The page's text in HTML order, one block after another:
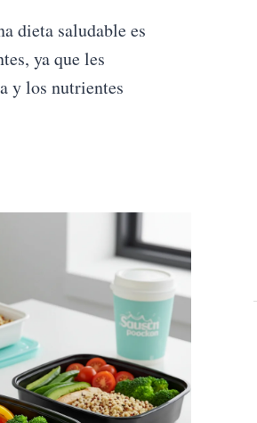
dieta saludable es
ya que les
y los nutrientes